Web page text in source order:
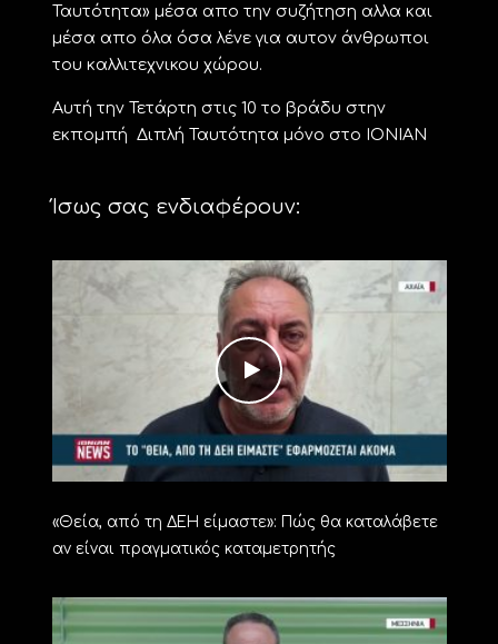
Ταυτότητα» μέσα απο την συζήτηση αλλα και
μέσα απο όλα όσα λένε για αυτον άνθρωποι
του καλλιτεχνικου χώρου.
Αυτή την Τετάρτη στις 10 το βράδυ στην
εκπομπή Διπλή Ταυτότητα μόνο στο ΙΟΝΙΑΝ
Ίσως σας ενδιαφέρουν:
«Θεία, από τη ΔΕΗ είμαστε»: Πώς θα καταλάβετε
αν είναι πραγματικός καταμετρητής